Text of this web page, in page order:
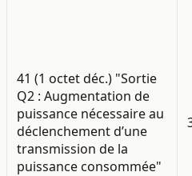
41 (1 octet déc.) "Sortie
Q2 : Augmentation de
puissance nécessaire au
déclenchement d’une
transmission de la
puissance consommée"